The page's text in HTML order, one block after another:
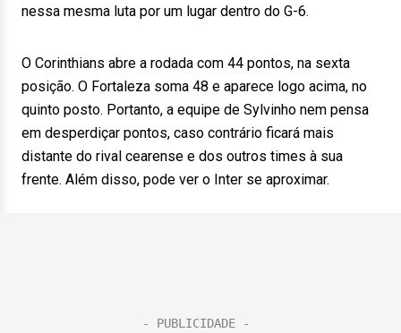
nessa mesma luta por um lugar dentro do G-6.
O Corinthians abre a rodada com 44 pontos, na sexta
posição. O Fortaleza soma 48 e aparece logo acima, no
quinto posto. Portanto, a equipe de Sylvinho nem pensa
em desperdiçar pontos, caso contrário ficará mais
distante do rival cearense e dos outros times à sua
frente. Além disso, pode ver o Inter se aproximar.